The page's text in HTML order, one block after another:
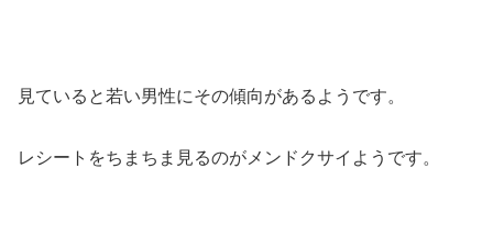
見ていると若い男性にその傾向があるようです。
レシートをちまちま見るのがメンドクサイようです。